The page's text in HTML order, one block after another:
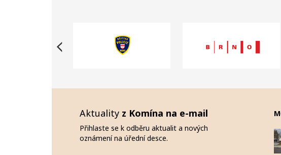
Aktuality z Komína na e-mail
Přihlaste se k odběru aktualit a nových
oznámení na úřední desce.